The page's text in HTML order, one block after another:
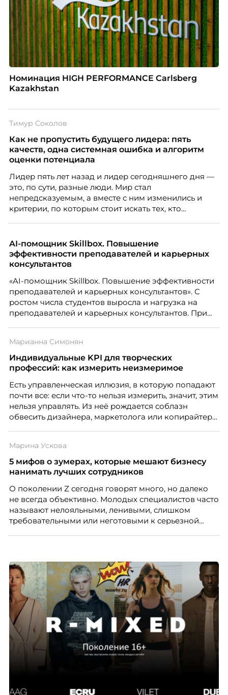
Номинация HIGH PERFORMANCE Carlsberg
Kazakhstan
Тимур Соколов
Как не пропустить будущего лидера: пять
качеств, одна системная ошибка и алгоритм
оценки потенциала
Лидер пять лет назад и лидер сегодняшнего дня —
это, по сути, разные люди. Мир стал
непредсказуемым, а вместе с ним изменились и
критерии, по которым стоит искать тех, кто
«свадебного генерала», почему стандартные
системы оценки часто упускают самых талантливых
людей и как выявить лидерский потенциал ещё до
Тимур Соколов, ключевой эксперт по
стратегическому развитию и формированию
культуры лидерства в организациях.
AI-помощник Skillbox. Повышение
эффективности преподавателей и карьерных
консультантов
«AI-помощник Skillbox. Повышение эффективности
преподавателей и карьерных консультантов». С
ростом числа студентов выросла и нагрузка на
преподавателей и карьерных консультантов. При
повысить эффективность сотрудников, ускорить
процессы, сохранить качество поддержки и
масштабироваться без роста команды. Так и
Skillbox.
Марианна Симонян
Индивидуальные KPI для творческих
профессий: как измерить неизмеримое
Есть управленческая иллюзия, в которую попадают
почти все: если что-то нельзя измерить, значит, этим
нельзя управлять. Из неё рождается соблазн
обвесить дизайнера, маркетолога или копирайтера
Проблема в том, что так мы измеряем не ценность,
а движение. А творческая работа — это тот редкий
случай, где движение и результат могут не
Марина Ускова
5 мифов о зумерах, которые мешают бизнесу
нанимать лучших сотрудников
О поколении Z сегодня говорят много, но далеко
не всегда объективно. Молодых специалистов часто
называют нелояльными, ленивыми, слишком
требовательными или неготовыми к серьезной
руководитель отдела подбора персонала
рекрутинговой компании, разбирает самые
распространенные мифы о зумерах и объясняет,
почему устаревшие представления мешают
бизнесу находить и удерживать сильных
сотрудников.